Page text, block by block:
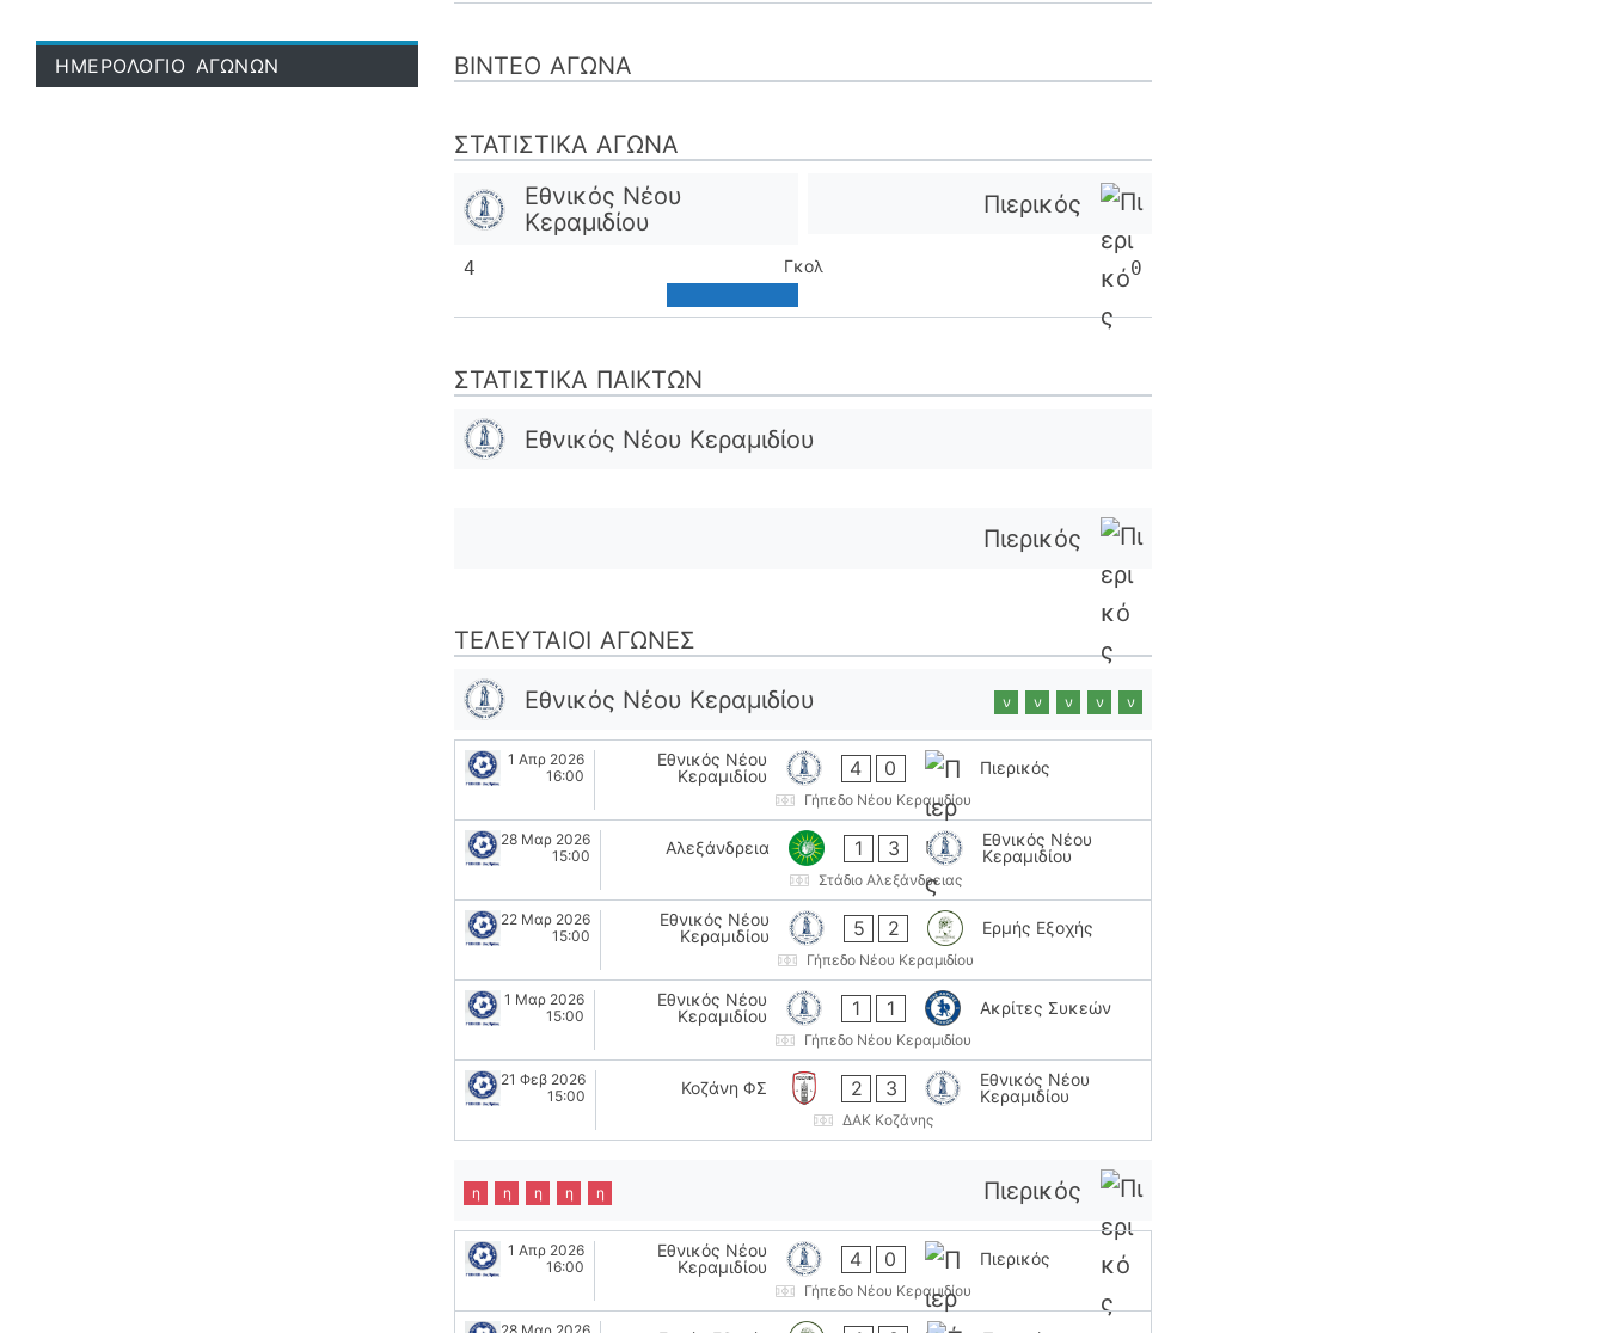
ΒΊΝΤΕΟ ΑΓΏΝΑ
ΣΤΑΤΙΣΤΙΚΆ ΑΓΏΝΑ
Εθνικός Νέου
Κεραμιδίου
Πιερικός
4 Γκολ 0
ΣΤΑΤΙΣΤΙΚΆ ΠΑΙΚΤΏΝ
Εθνικός Νέου Κεραμιδίου
Πιερικός
ΤΕΛΕΥΤΑΊΟΙ ΑΓΏΝΕΣ
Εθνικός Νέου Κεραμιδίου ν ν ν ν ν
1 Απρ 2026
16:00
Εθνικός Νέου
Κεραμιδίου
4 0 Πιερικός
Γήπεδο Νέου Κεραμιδίου
28 Μαρ 2026
15:00
Αλεξάνδρεια 1 3
Εθνικός Νέου
Κεραμιδίου
Στάδιο Αλεξάνδρειας
22 Μαρ 2026
15:00
Εθνικός Νέου
Κεραμιδίου
5 2 Ερμής Εξοχής
Γήπεδο Νέου Κεραμιδίου
1 Μαρ 2026
15:00
Εθνικός Νέου
Κεραμιδίου
1 1 Ακρίτες Συκεών
Γήπεδο Νέου Κεραμιδίου
21 Φεβ 2026
15:00
Κοζάνη ΦΣ 2 3
Εθνικός Νέου
Κεραμιδίου
ΔΑΚ Κοζάνης
Πιερικός
η η η η η
1 Απρ 2026
16:00
Εθνικός Νέου
Κεραμιδίου
4 0 Πιερικός
Γήπεδο Νέου Κεραμιδίου
ΗΜΕΡΟΛΟΓΙΟ ΑΓΩΝΩΝ